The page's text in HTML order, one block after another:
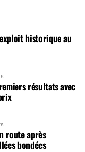
historique au
résultats avec
route après
bondées